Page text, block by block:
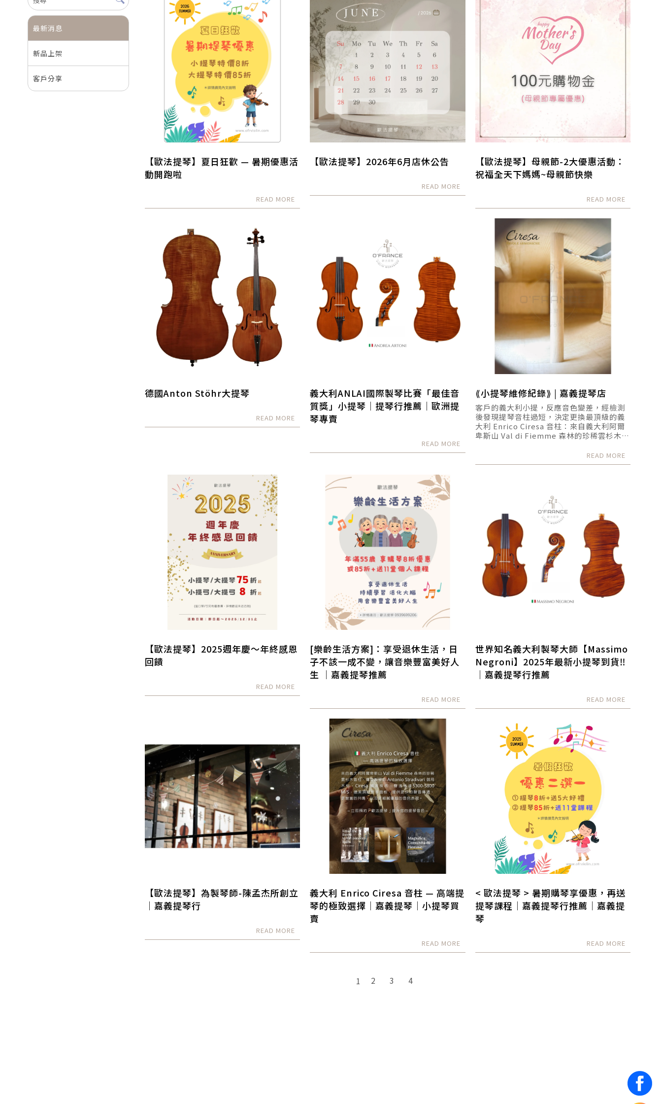
最新消息
新品上架
客戶分享
【歐法提琴】夏日狂歡 — 暑期優惠活
動開跑啦
【歐法提琴】2026年6月店休公告
【歐法提琴】母親節-2大優惠活動：
祝福全天下媽媽~母親節快樂
德國Anton Stöhr大提琴
義大利ANLAI國際製琴比賽「最佳音
質獎」小提琴｜提琴行推薦｜歐洲提
琴專賣
⟪小提琴維修紀錄⟫ | 嘉義提琴店
客戶的義大利小提，反應音色變差，經檢測
後發現提琴音柱過短，決定更換最頂級的義
大利 Enrico Ciresa 音柱：來自義大利阿爾
卑斯山 Val di Fiemme 森林的珍稀雲杉木音
【歐法提琴】2025週年慶～年終感恩
回饋
[樂齡生活方案]：享受退休生活，日
子不該一成不變，讓音樂豐富美好人
生 ｜嘉義提琴推薦
世界知名義大利製琴大師【Massimo
Negroni】2025年最新小提琴到貨‼️
｜嘉義提琴行推薦
【歐法提琴】為製琴師-陳孟杰所創立
｜嘉義提琴行
義大利 Enrico Ciresa 音柱 — 高端提
琴的極致選擇｜嘉義提琴｜小提琴買
賣
< 歐法提琴 > 暑期購琴享優惠，再送
提琴課程｜嘉義提琴行推薦｜嘉義提
琴
1 2 3 4